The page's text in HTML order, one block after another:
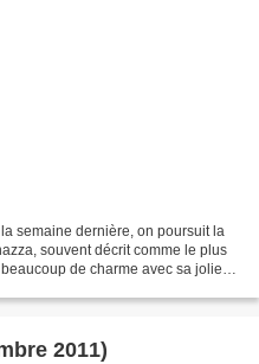
semaine dernière, on poursuit la
souvent décrit comme le plus
de charme avec sa jolie
2011)